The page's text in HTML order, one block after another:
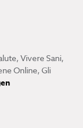
, Vivere Sani,
Online, Gli